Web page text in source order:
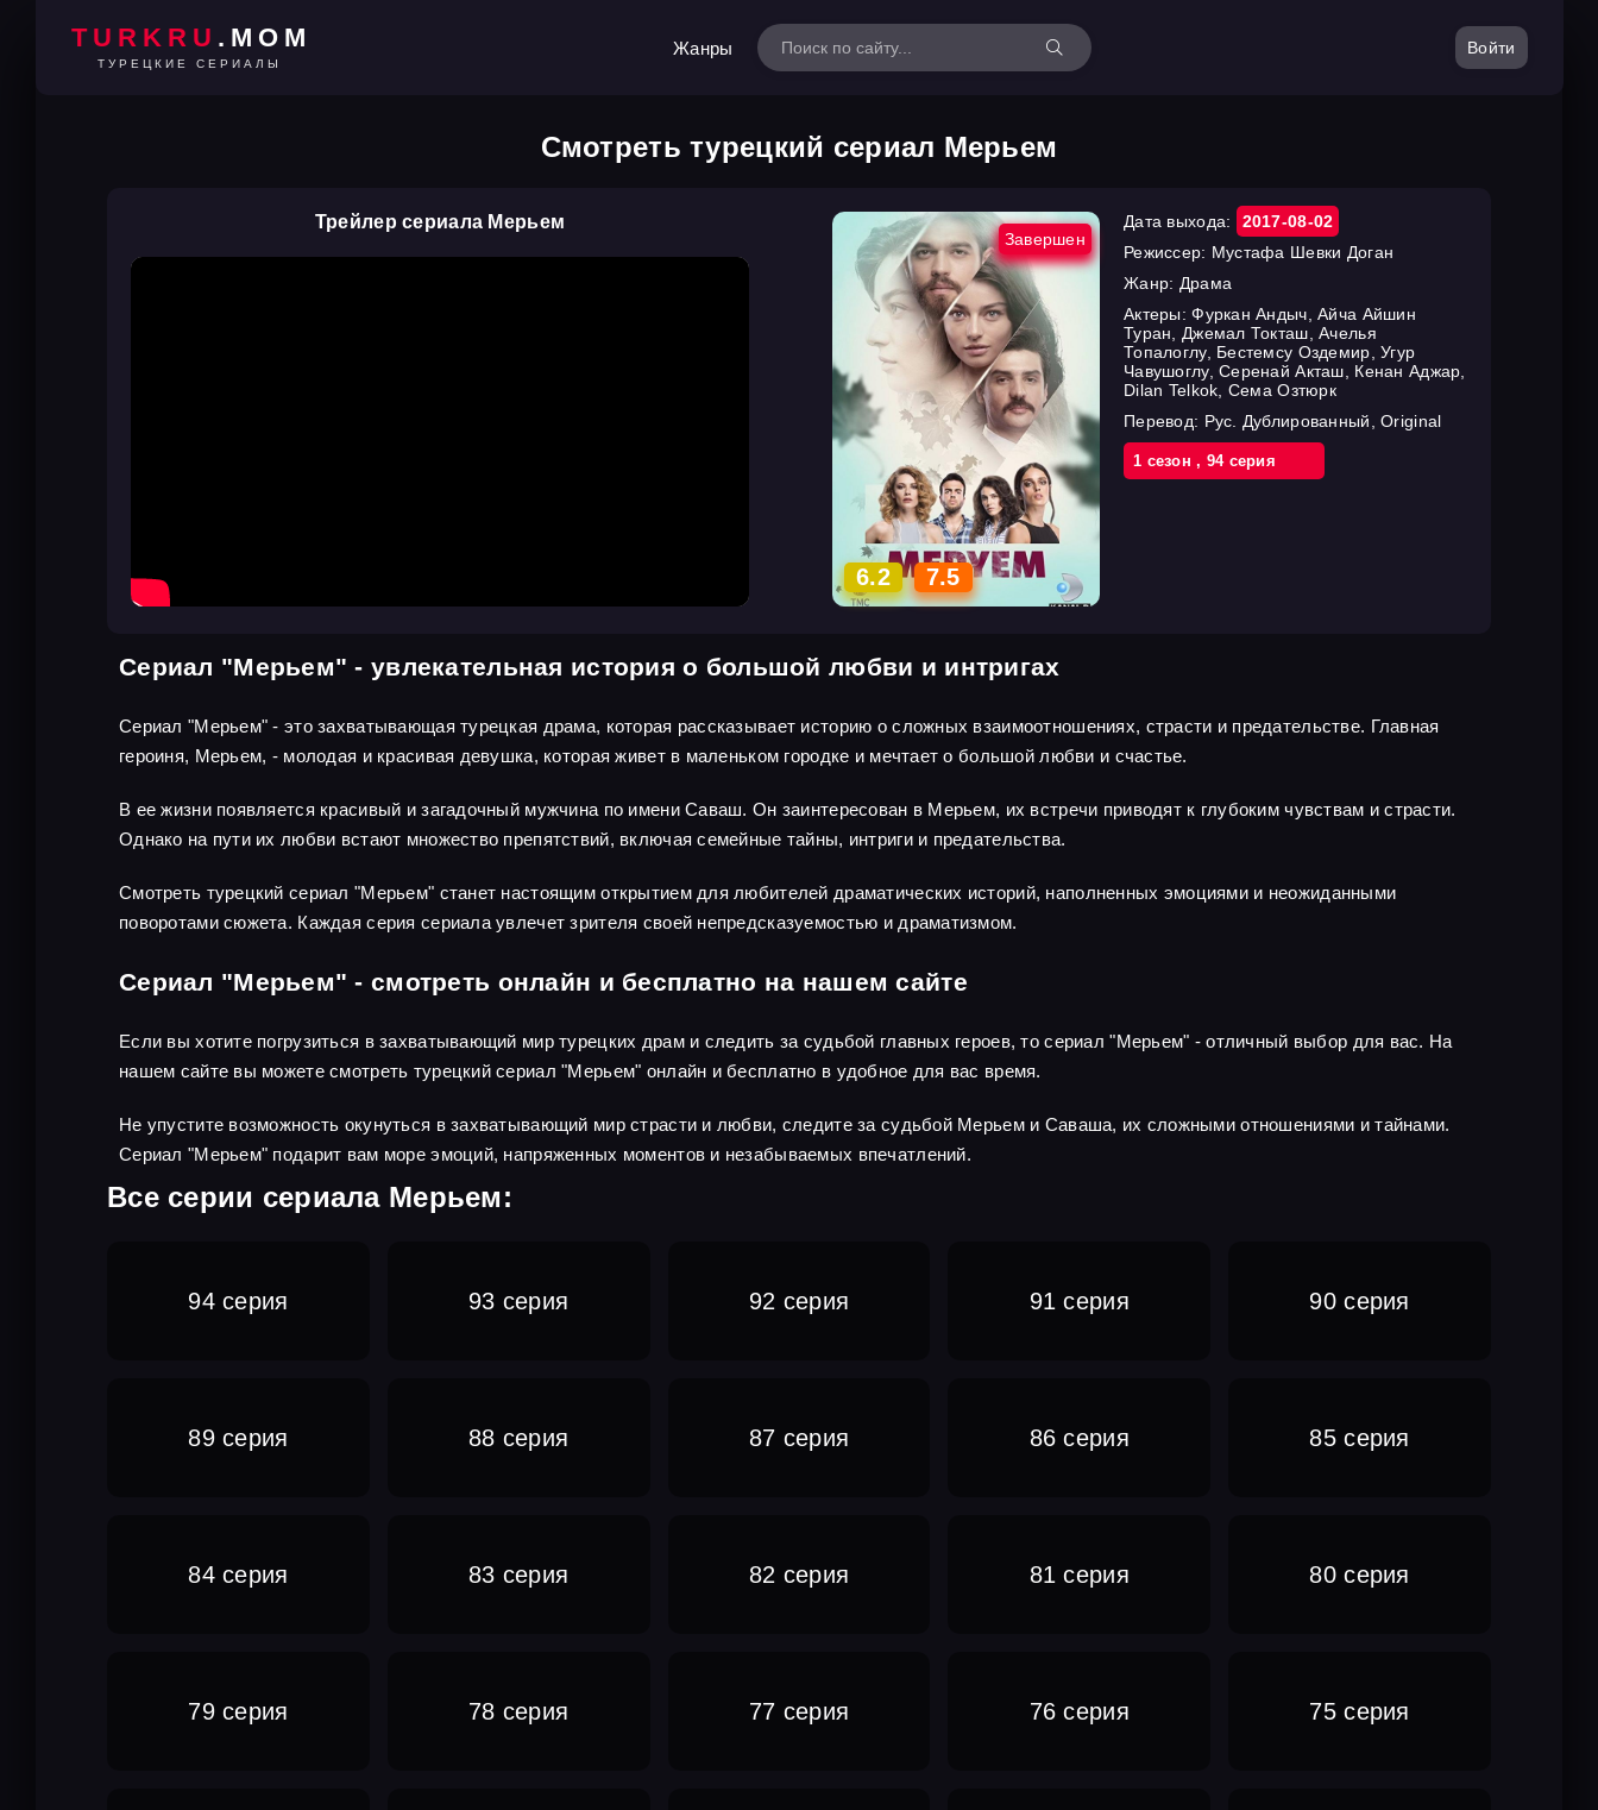
TURKRU .MOM
ТУРЕЦКИЕ СЕРИАЛЫ
Жанры Войти
Смотреть турецкий сериал Мерьем
Трейлер сериала Мерьем
Завершен
6.2 7.5
Дата выхода:
2017-08-02
Режиссер: Мустафа Шевки Доган
Жанр: Драма
Актеры:Фуркан Андыч, Айча Айшин
Туран, Джемал Токташ, Ачелья
Топалоглу, Бестемсу Оздемир, Угур
Чавушоглу, Серенай Акташ, Кенан Аджар,
Dilan Telkok, Сема Озтюрк
Перевод: Рус. Дублированный, Original
1 cезон, 94 cерия
Сериал "Мерьем" - увлекательная история о большой любви и интригах
Сериал "Мерьем" - это захватывающая турецкая драма, которая рассказывает историю о сложных взаимоотношениях, страсти и предательстве. Главная
героиня, Мерьем, - молодая и красивая девушка, которая живет в маленьком городке и мечтает о большой любви и счастье.
В ее жизни появляется красивый и загадочный мужчина по имени Саваш. Он заинтересован в Мерьем, их встречи приводят к глубоким чувствам и страсти.
Однако на пути их любви встают множество препятствий, включая семейные тайны, интриги и предательства.
Смотреть турецкий сериал "Мерьем" станет настоящим открытием для любителей драматических историй, наполненных эмоциями и неожиданными
поворотами сюжета. Каждая серия сериала увлечет зрителя своей непредсказуемостью и драматизмом.
Сериал "Мерьем" - смотреть онлайн и бесплатно на нашем сайте
Если вы хотите погрузиться в захватывающий мир турецких драм и следить за судьбой главных героев, то сериал "Мерьем" - отличный выбор для вас. На
нашем сайте вы можете смотреть турецкий сериал "Мерьем" онлайн и бесплатно в удобное для вас время.
Не упустите возможность окунуться в захватывающий мир страсти и любви, следите за судьбой Мерьем и Саваша, их сложными отношениями и тайнами.
Сериал "Мерьем" подарит вам море эмоций, напряженных моментов и незабываемых впечатлений.
Все серии сериала Мерьем:
94 серия 93 серия 92 серия 91 серия 90 серия
89 серия 88 серия 87 серия 86 серия 85 серия
84 серия 83 серия 82 серия 81 серия 80 серия
79 серия 78 серия 77 серия 76 серия 75 серия